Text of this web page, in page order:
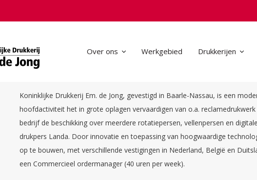
Over ons Werkgebied Drukkerijen
Commercieel ordermanager
Koninklijke Drukkerij Em. de Jong, gevestigd in Baarle-Nassau, is een
hoofdactiviteit het in grote oplagen vervaardigen van o.a.
bedrijf de beschikking over meerdere rotatiepersen, vellenpersen en
drukpers Landa. Door innovatie en toepassing van hoogwaardige
op te bouwen, met verschillende vestigingen in Nederland, België en
een Commercieel ordermanager (40 uren per week).